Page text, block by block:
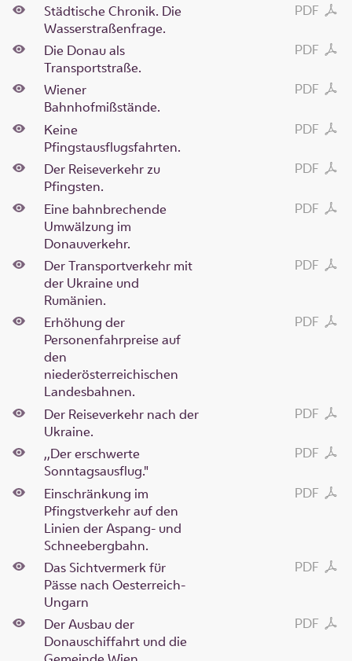
PDF
Städtische Chronik. Die
Wasserstraßenfrage.
PDF
Die Donau als
Transportstraße.
PDF
Wiener
Bahnhofmißstände.
PDF
Keine
Pfingstausflugsfahrten.
PDF
Der Reiseverkehr zu
Pfingsten.
PDF
Eine bahnbrechende
Umwälzung im
Donauverkehr.
PDF
Der Transportverkehr mit
der Ukraine und
Rumänien.
PDF
Erhöhung der
Personenfahrpreise auf
den
niederösterreichischen
Landesbahnen.
PDF
Der Reiseverkehr nach der
Ukraine.
PDF
,,Der erschwerte
Sonntagsausflug."
PDF
Einschränkung im
Pfingstverkehr auf den
Linien der Aspang- und
Schneebergbahn.
PDF
Das Sichtvermerk für
Pässe nach Oesterreich-
Ungarn
PDF
Der Ausbau der
Donauschiffahrt und die